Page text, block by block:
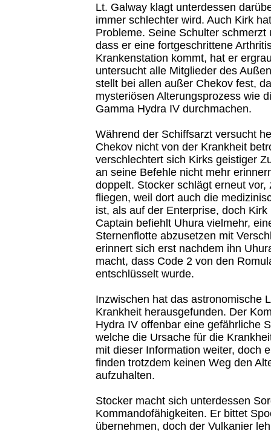
Lt. Galway klagt unterdessen
immer schlechter wird. Auch Kirk
Probleme. Seine Schulter schmerzt
dass er eine fortgeschrittene
Krankenstation kommt, hat er
untersucht alle Mitglieder des
stellt bei allen außer Chekov fest,
mysteriösen Alterungsprozess wie
Gamma Hydra IV durchmachen.
Während der Schiffsarzt versucht
Chekov nicht von der Krankheit
verschlechtert sich Kirks geistiger
an seine Befehle nicht mehr
doppelt. Stocker schlägt erneut vor,
fliegen, weil dort auch die
ist, als auf der Enterprise, doch
Captain befiehlt Uhura vielmehr,
Sternenflotte abzusetzen mit
erinnert sich erst nachdem ihn
macht, dass Code 2 von den
entschlüsselt wurde.
Inzwischen hat das astronomische
Krankheit herausgefunden. Der
Hydra IV offenbar eine gefährliche
welche die Ursache für die
mit dieser Information weiter, doch
finden trotzdem keinen Weg den
aufzuhalten.
Stocker macht sich unterdessen
Kommandofähigkeiten. Er bittet
übernehmen, doch der Vulkanier